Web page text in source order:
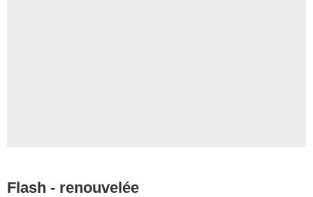
Flash - renouvelée